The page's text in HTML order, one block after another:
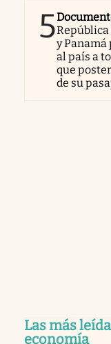
5y
al país a
que
de su
Las más
economía